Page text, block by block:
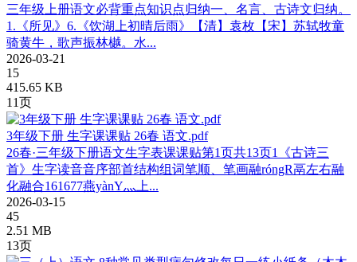
三年级上册语文必背重点知识点归纳一、名言、古诗文归纳。
1.《所见》6.《饮湖上初晴后雨》【清】袁枚【宋】苏轼牧童
骑黄牛，歌声振林樾。水...
2026-03-21
15
415.65 KB
11页
3年级下册 生字课课贴 26春 语文.pdf
26春·三年级下册语文生字表课课贴第1页共13页1《古诗三
首》生字读音音序部首结构组词笔顺、笔画融róngR鬲左右融
化融合161677燕yànY灬上...
2026-03-15
45
2.51 MB
13页